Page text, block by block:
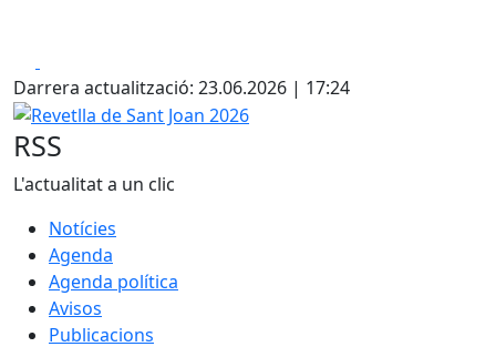
Darrera actualització: 23.06.2026 | 17:24
Revetlla de Sant Joan 2026
RSS
L'actualitat a un clic
Notícies
Agenda
Agenda política
Avisos
Publicacions